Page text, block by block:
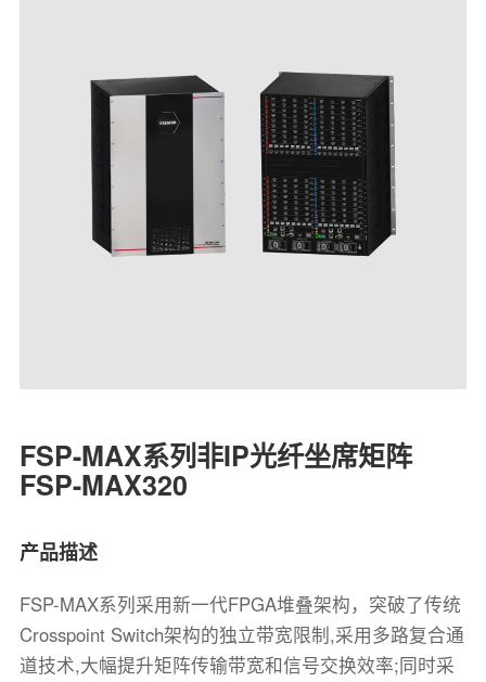
FSP-MAX系列非IP光纤坐席矩阵
FSP-MAX320
产品描述
FSP-MAX系列采用新一代FPGA堆叠架构，突破了传统
Crosspoint Switch架构的独立带宽限制,采用多路复合通
道技术,大幅提升矩阵传输带宽和信号交换效率;同时采